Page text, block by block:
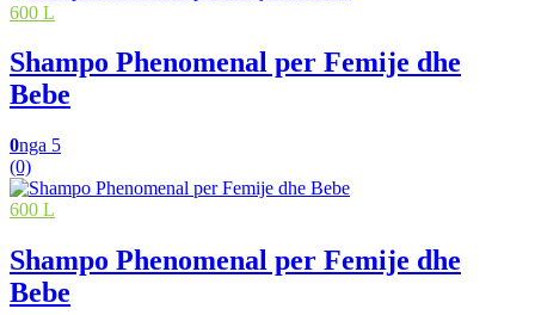
600 L
Shampo Phenomenal per Femije dhe
Bebe
0nga 5
(0)
600 L
Shampo Phenomenal per Femije dhe
Bebe